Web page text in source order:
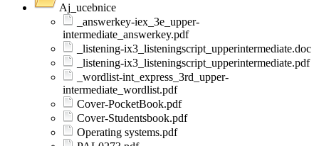
Aj_ucebnice
_answerkey-iex_3e_upper-
intermediate_answerkey.pdf
_listening-ix3_listeningscript_upperintermediate.doc
_listening-ix3_listeningscript_upperintermediate.pdf
_wordlist-int_express_3rd_upper-
intermediate_wordlist.pdf
Cover-PocketBook.pdf
Cover-Studentsbook.pdf
Operating systems.pdf